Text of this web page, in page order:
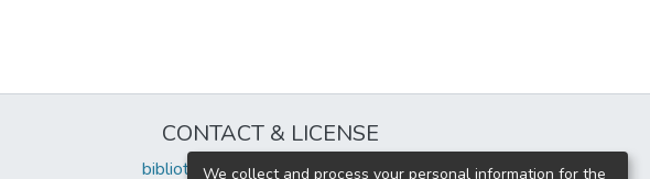
permanezca colocado en clave de identidad tanto
y la crueldad. Con ello se evitaría toda forma de
CONTACT & LICENSE
biblioteca@uflouniversidad.edu.ar
We collect and process your personal information for the